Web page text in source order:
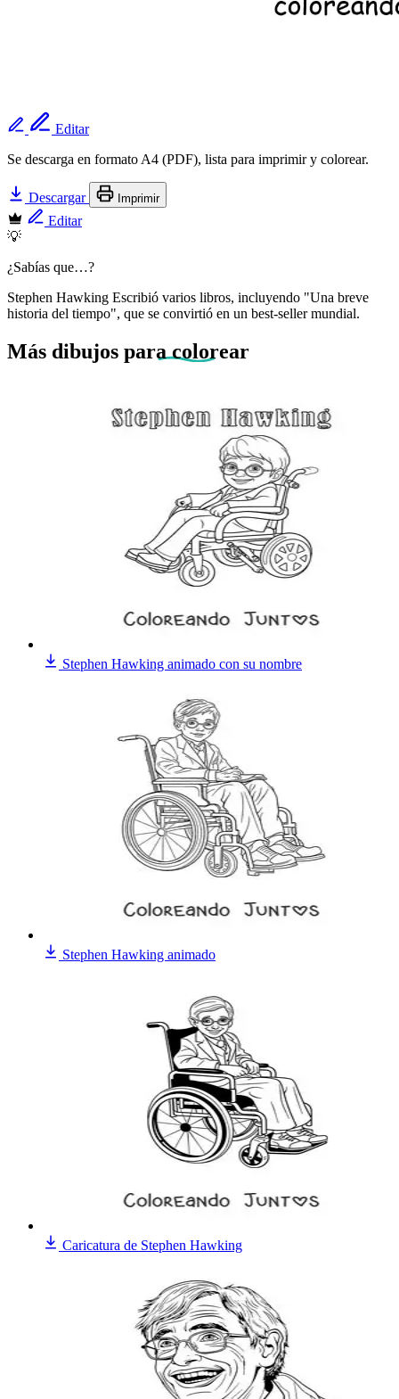
Editar
Se descarga en formato A4 (PDF), lista para imprimir y colorear.
Descargar Imprimir
Editar
💡
¿Sabías que…?
Stephen Hawking Escribió varios libros, incluyendo "Una breve
historia del tiempo", que se convirtió en un best-seller mundial.
Más dibujos para colorear
Stephen Hawking animado con su nombre
Stephen Hawking animado
Caricatura de Stephen Hawking